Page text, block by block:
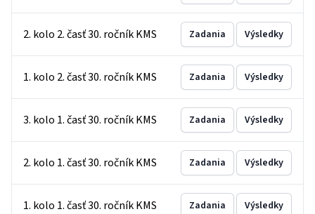
2. kolo 2. časť 30. ročník KMS Zadania Výsledky
1. kolo 2. časť 30. ročník KMS Zadania Výsledky
3. kolo 1. časť 30. ročník KMS Zadania Výsledky
2. kolo 1. časť 30. ročník KMS Zadania Výsledky
1. kolo 1. časť 30. ročník KMS Zadania Výsledky